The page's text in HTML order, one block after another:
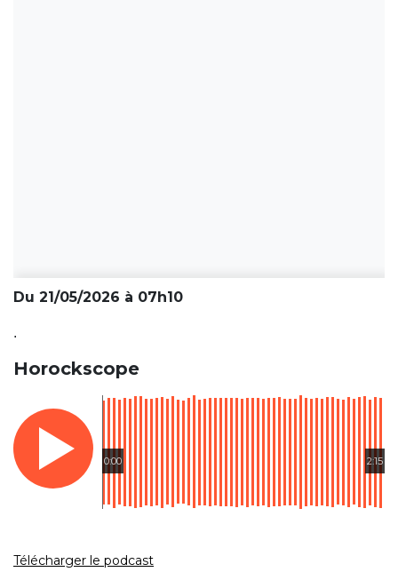
Du 21/05/2026 à 07h10
.
Horockscope
0:00 2:15
Télécharger le podcast